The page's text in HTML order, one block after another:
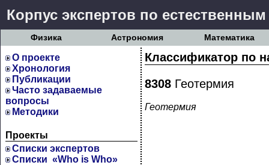
Корпус экспертов по
Физика Астрономия Математика
О проекте
Хронология
Публикации
Часто задаваемые
вопросы
Методики
Проекты
Cписки экспертов
Списки «Who is Who»
Классификатор по
8308 Геотермия
Геотермия